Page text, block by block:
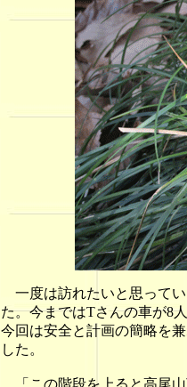
一度は訪れたいと思って
た。今まではTさんの車が8
今回は安全と計画の簡略を
した。
「この階段を上ると高尾